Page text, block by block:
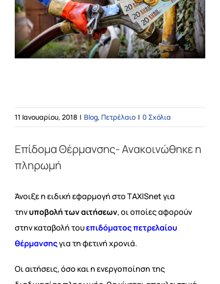
Blog
ΕΠΙΚΟΙΝΩΝΙΑ
11 Ιανουαρίου, 2018 | Blog, Πετρέλαιο | 0 Σχόλια
Επίδομα Θέρμανσης- Ανακοινώθηκε η
πληρωμή
Άνοιξε η ειδική εφαρμογή στο TAXISnet για
τηνυποβολή των αιτήσεων, οι οποίες αφορούν
στην καταβολή τουεπιδόματος πετρελαίου
θέρμανσηςγια τη φετινή χρονιά.
Οι αιτήσεις, όσο και η ενεργοποίηση της